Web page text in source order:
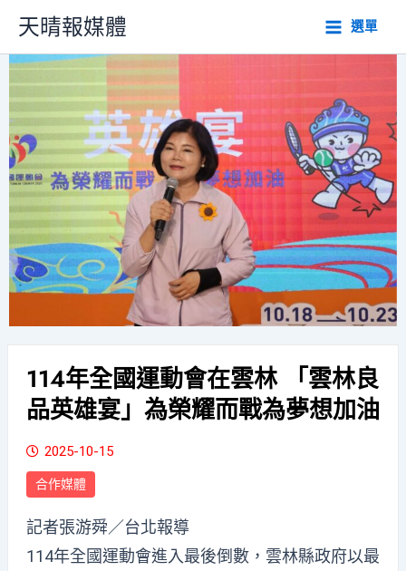
主
要
內
容
天晴報媒體 選單
114年全國運動會在雲林 「雲林良
品英雄宴」為榮耀而戰為夢想加油
2025-10-15
合作媒體
記者張游舜／台北報導
114年全國運動會進入最後倒數，雲林縣政府以最